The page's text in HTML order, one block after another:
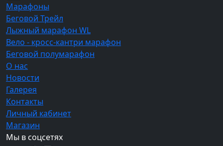
Марафоны
Беговой Трейл
Лыжный марафон WL
Вело - кросс-кантри марафон
Беговой полумарафон
О нас
Новости
Галерея
Контакты
Личный кабинет
Магазин
Мы в соцсетях